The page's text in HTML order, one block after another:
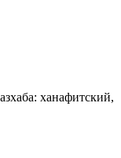
ханафитский,